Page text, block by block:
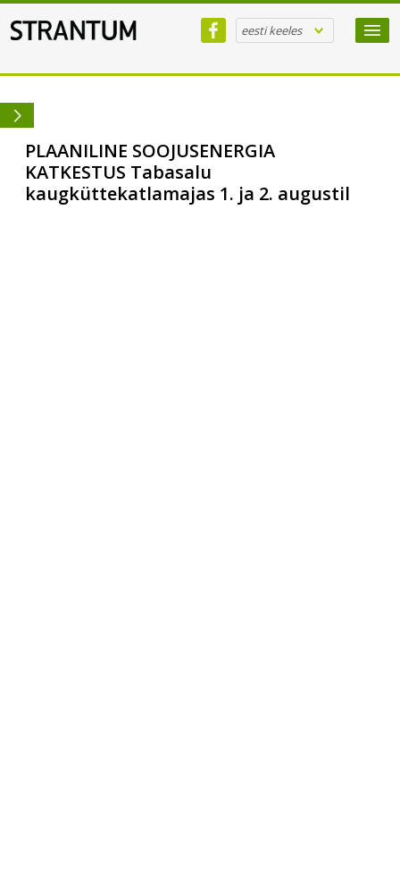
eesti keeles
PLAANILINE SOOJUSENERGIA
KATKESTUS Tabasalu
kaugküttekatlamajas 1. ja 2. augustil